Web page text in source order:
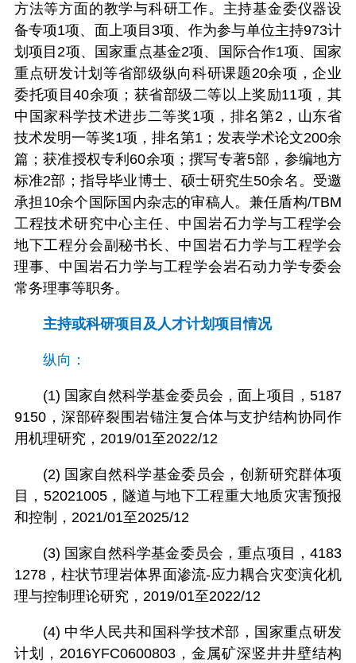
方法等方面的教学与科研工作。主持基金委仪器设
备专项1项、面上项目3项、作为参与单位主持973计
划项目2项、国家重点基金2项、国际合作1项、国家
重点研发计划等省部级纵向科研课题20余项，企业
委托项目40余项；获省部级二等以上奖励11项，其
中国家科学技术进步二等奖1项，排名第2，山东省
技术发明一等奖1项，排名第1；发表学术论文200余
篇；获准授权专利60余项；撰写专著5部，参编地方
标准2部；指导毕业博士、硕士研究生50余名。受邀
承担10余个国际国内杂志的审稿人。兼任盾构/TBM
工程技术研究中心主任、中国岩石力学与工程学会
地下工程分会副秘书长、中国岩石力学与工程学会
理事、中国岩石力学与工程学会岩石动力学专委会
常务理事等职务。
主持或科研项目及人才计划项目情况
纵向：
(1) 国家自然科学基金委员会，面上项目，5187
9150，深部碎裂围岩锚注复合体与支护结构协同作
用机理研究，2019/01至2022/12
(2) 国家自然科学基金委员会，创新研究群体项
目，52021005，隧道与地下工程重大地质灾害预报
和控制，2021/01至2025/12
(3) 国家自然科学基金委员会，重点项目，4183
1278，柱状节理岩体界面渗流-应力耦合灾变演化机
理与控制理论研究，2019/01至2022/12
(4) 中华人民共和国科学技术部，国家重点研发
计划，2016YFC0600803，金属矿深竖井井壁结构